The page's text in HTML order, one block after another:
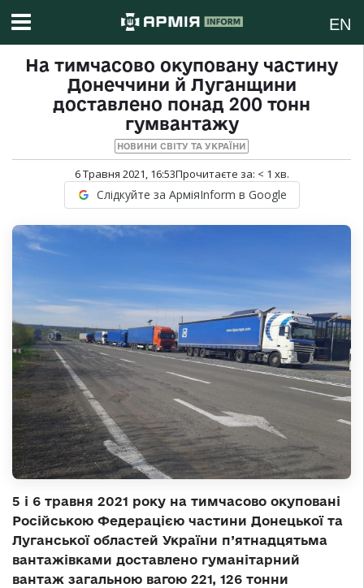
EN
На тимчасово окуповану частину
Донеччини й Луганщини
доставлено понад 200 тонн
гумвантажу
НОВИНИ СВІТУ ТА УКРАЇНИ
6 Травня 2021, 16:53Прочитаєте за: < 1 хв.
Слідкуйте за АрміяInform в Google
5 і 6 травня 2021 року на тимчасово окуповані
Російською Федерацією частини Донецької та
Луганської областей України п’ятнадцятьма
вантажівками доставлено гуманітарний
вантаж загальною вагою 221, 126 тонни